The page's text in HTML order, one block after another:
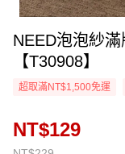
NEED泡泡紗
【T30908】
超取滿NT$1,500免運
NT$129